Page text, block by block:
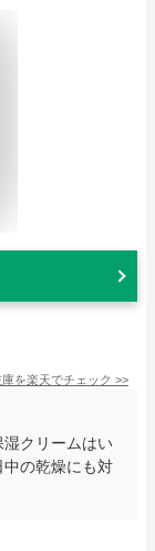
を楽天でチェック >>
クリームはい
の乾燥にも対